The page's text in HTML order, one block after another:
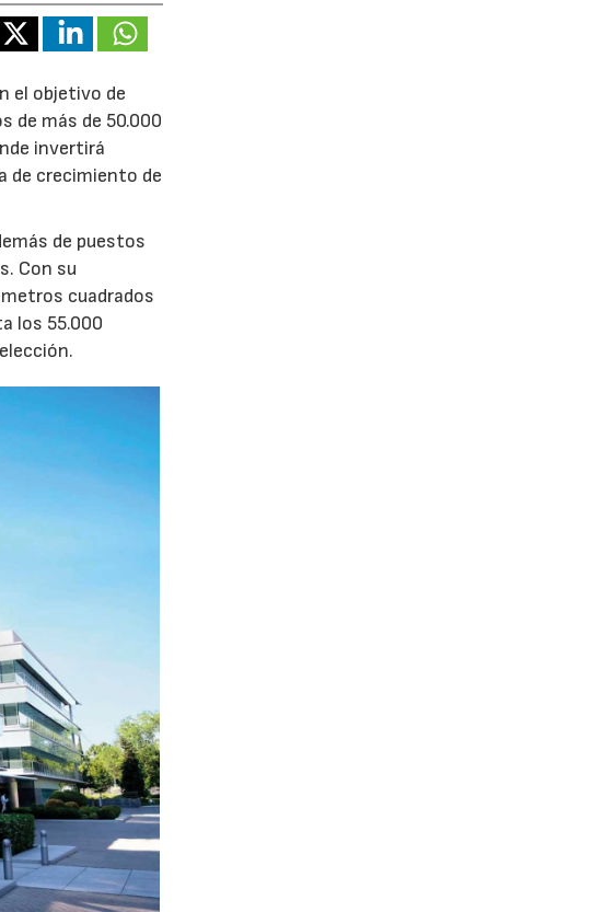
el objetivo de
de más de 50.000
invertirá
de crecimiento de
de puestos
Con su
cuadrados
los 55.000